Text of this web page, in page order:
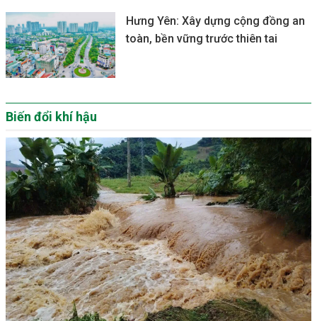
Hưng Yên: Xây dựng cộng đồng an
toàn, bền vững trước thiên tai
Biến đổi khí hậu